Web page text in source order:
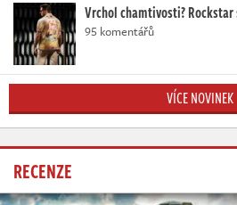
Vrchol chamtivosti?
95 komentářů
VÍCE NOVINEK
RECENZE